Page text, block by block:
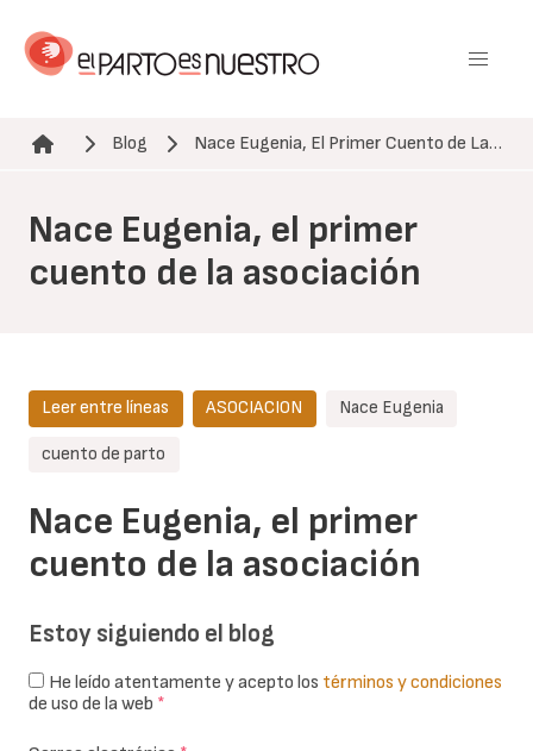
contenido
Ruta de navegación
Blog Nace Eugenia, El Primer Cuento de La…
Nace Eugenia, el primer
cuento de la asociación
Nace Eugenia, el primer
cuento de la asociación
Leer entre líneas ASOCIACION Nace Eugenia
cuento de parto
Estoy siguiendo el blog
He leído atentamente y acepto los términos y condiciones
de uso de la web *